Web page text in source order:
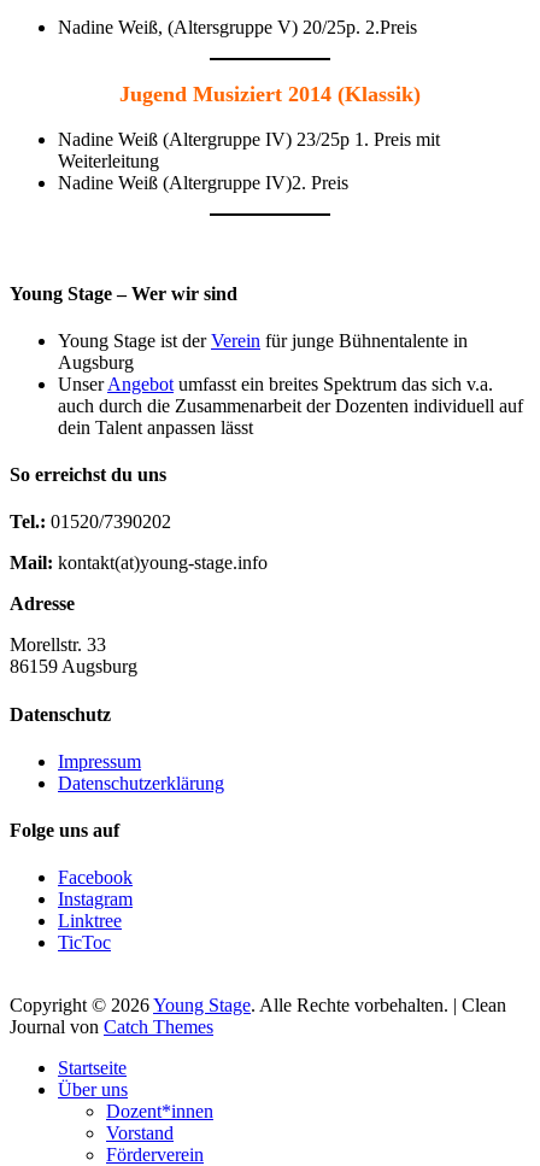
Nadine Weiß, (Altersgruppe V) 20/25p. 2.Preis
Jugend Musiziert 2014 (Klassik)
Nadine Weiß (Altergruppe IV) 23/25p 1. Preis mit
Weiterleitung
Nadine Weiß (Altergruppe IV)2. Preis
Young Stage – Wer wir sind
Young Stage ist derVerein für junge Bühnentalente in
Augsburg
UnserAngebot umfasst ein breites Spektrum das sich v.a.
auch durch die Zusammenarbeit der Dozenten individuell auf
dein Talent anpassen lässt
So erreichst du uns
Tel.: 01520/7390202
Mail: kontakt(at)young-stage.info
Adresse
Morellstr. 33
86159 Augsburg
Datenschutz
Impressum
Datenschutzerklärung
Folge uns auf
Facebook
Instagram
Linktree
TicToc
Copyright © 2026Young Stage. Alle Rechte vorbehalten. | Clean
Journal von Catch Themes
oben
scrollen
Startseite
Über uns
Dozent*innen
Vorstand
Förderverein